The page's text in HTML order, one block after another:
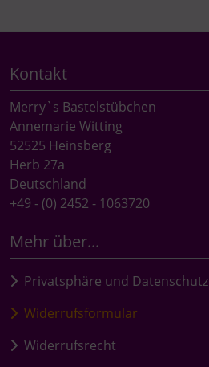
Kontakt
Merry`s Bastelstübchen
Annemarie Witting
52525 Heinsberg
Herb 27a
Deutschland
+49 - (0) 2452 - 1063720
Mehr über...
Privatsphäre und Datenschutz
Widerrufsformular
Widerrufsrecht